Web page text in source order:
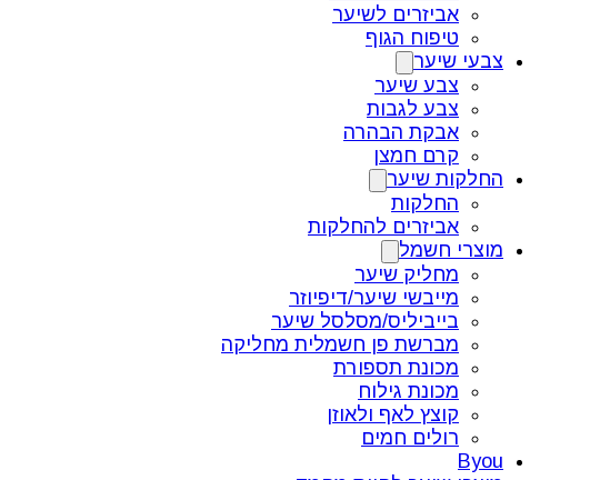
אביזרים לשיער
טיפוח הגוף
צבעי שיער
צבע שיער
צבע לגבות
אבקת הבהרה
קרם חמצן
החלקות שיער
החלקות
אביזרים להחלקות
מוצרי חשמל
מחליק שיער
מייבשי שיער/דיפיוזר
בייביליס/מסלסל שיער
מברשת פן חשמלית מחליקה
מכונת תספורת
מכונת גילוח
קוצץ לאף ולאוזן
רולים חמים
Byou